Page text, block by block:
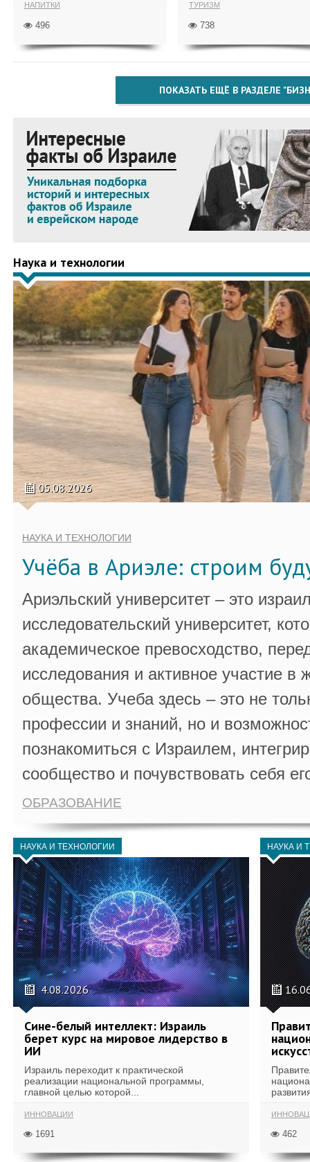
НАПИТКИ
496
ТУРИЗМ
738
ПОКАЗАТЬ ЕЩЁ В РАЗДЕЛЕ
Наука и технологии
05.08.2026
НАУКА И ТЕХНОЛОГИИ
Учёба в Ариэле: строим
Ариэльский университет – это
исследовательский университет,
академическое превосходство,
исследования и активное участие в
общества. Учеба здесь – это не
профессии и знаний, но и
познакомиться с Израилем,
сообщество и почувствовать себя
ОБРАЗОВАНИЕ
НАУКА И ТЕХНОЛОГИИ
4.08.2026
Сине-белый интеллект: Израиль
берет курс на мировое лидерство в
ИИ
Израиль переходит к практической
реализации национальной программы,
главной целью которой...
ИННОВАЦИИ
1691
НАУКА И
462